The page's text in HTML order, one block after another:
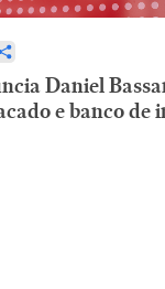
Daniel
e banco de